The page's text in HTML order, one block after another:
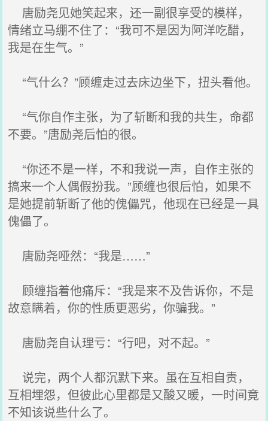
唐励尧见她笑起来，还一副很享受的模样，
情绪立马绷不住了：“我可不是因为阿洋吃醋，
我是在生气。”
“气什么？”顾缠走过去床边坐下，扭头看他。
“气你自作主张，为了斩断和我的共生，命都
不要。”唐励尧后怕的很。
“你还不是一样，不和我说一声，自作主张的
搞来一个人偶假扮我。”顾缠也很后怕，如果不
是她提前斩断了他的傀儡咒，他现在已经是一具
傀儡了。
唐励尧哑然：“我是……”
顾缠指着他痛斥：“我是来不及告诉你，不是
故意瞒着，你的性质更恶劣，你骗我。”
唐励尧自认理亏：“行吧，对不起。”
说完，两个人都沉默下来。虽在互相自责，
互相埋怨，但彼此心里都是又酸又暖，一时间竟
不知该说些什么了。